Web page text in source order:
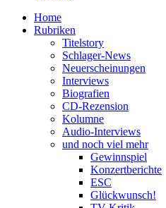
Home
Rubriken
Titelstory
Schlager-News
Neuerscheinungen
Interviews
Biografien
CD-Rezension
Kolumne
Audio-Interviews
und noch viel mehr
Gewinnspiel
Konzertberichte
ESC
Glückwunsch!